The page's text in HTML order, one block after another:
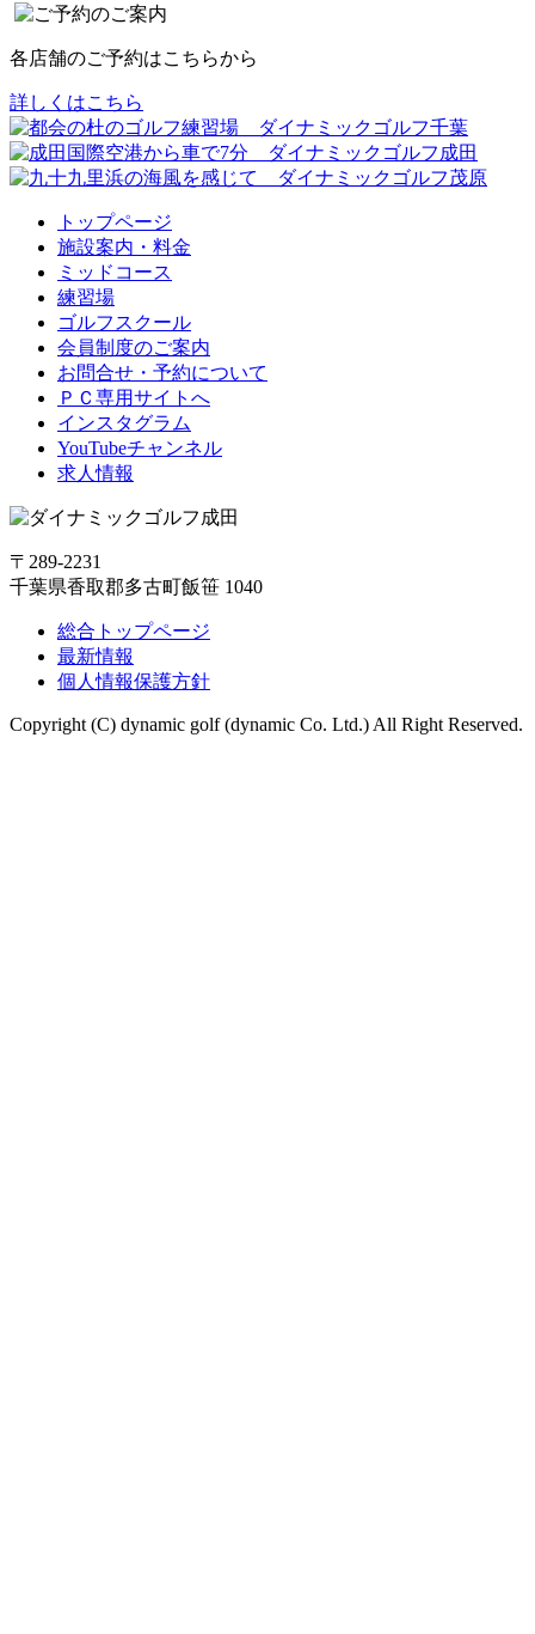
各店舗のご予約はこちらから
詳しくはこちら
トップページ
施設案内・料金
ミッドコース
練習場
ゴルフスクール
会員制度のご案内
お問合せ・予約について
ＰＣ専用サイトへ
インスタグラム
YouTubeチャンネル
求人情報
〒289-2231
千葉県香取郡多古町飯笹 1040
総合トップページ
最新情報
個人情報保護方針
Copyright (C) dynamic golf (dynamic Co. Ltd.) All Right Reserved.